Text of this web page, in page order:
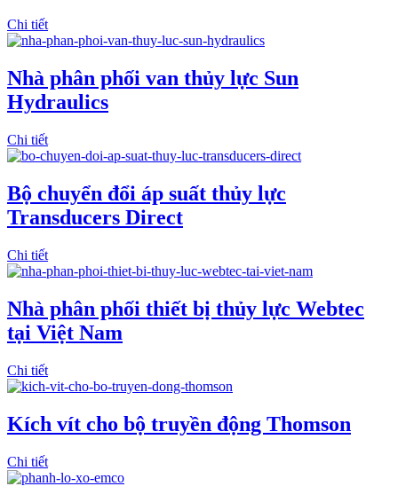
Chi tiết
Nhà phân phối van thủy lực Sun
Hydraulics
Chi tiết
Bộ chuyển đổi áp suất thủy lực
Transducers Direct
Chi tiết
Nhà phân phối thiết bị thủy lực Webtec
tại Việt Nam
Chi tiết
Kích vít cho bộ truyền động Thomson
Chi tiết